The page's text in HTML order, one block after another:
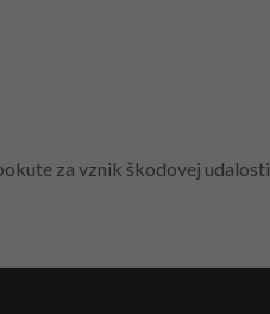
za vznik škodovej